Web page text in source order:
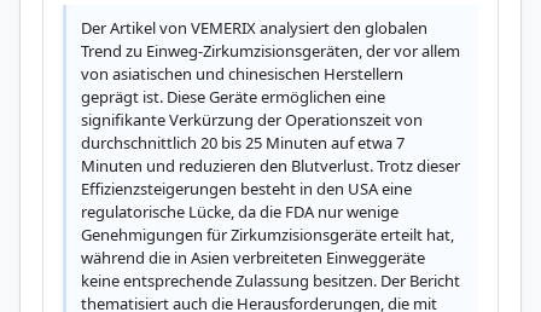
Der Artikel von VEMERIX analysiert den globalen
Trend zu Einweg-Zirkumzisionsgeräten, der vor allem
von asiatischen und chinesischen Herstellern
geprägt ist. Diese Geräte ermöglichen eine
signifikante Verkürzung der Operationszeit von
durchschnittlich 20 bis 25 Minuten auf etwa 7
Minuten und reduzieren den Blutverlust. Trotz dieser
Effizienzsteigerungen besteht in den USA eine
regulatorische Lücke, da die FDA nur wenige
Genehmigungen für Zirkumzisionsgeräte erteilt hat,
während die in Asien verbreiteten Einweggeräte
keine entsprechende Zulassung besitzen. Der Bericht
thematisiert auch die Herausforderungen, die mit